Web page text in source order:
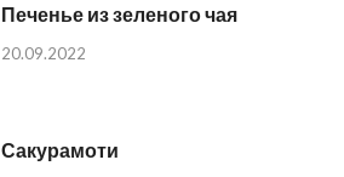
Печенье из зеленого чая
20.09.2022
Сакурамоти